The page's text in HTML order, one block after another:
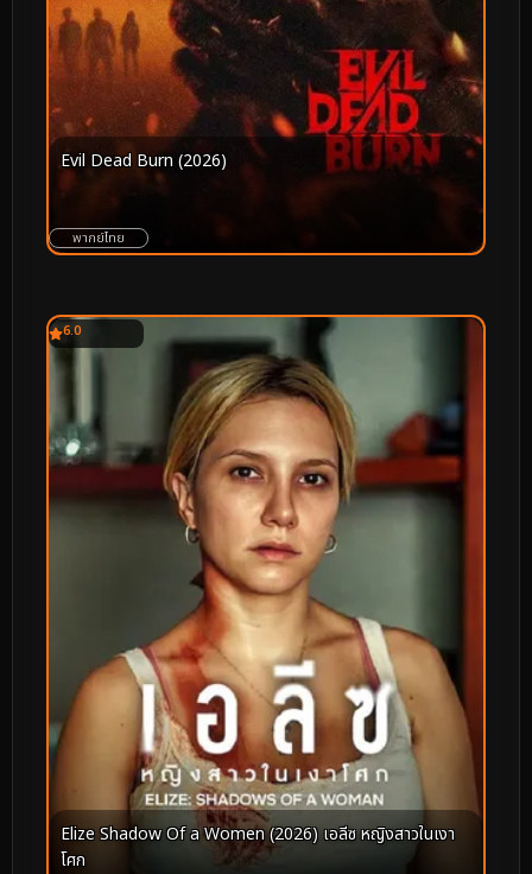
Evil Dead Burn (2026)
พากย์ไทย
6.0
Elize Shadow Of a Women (2026) เอลีซ หญิงสาวในเงา
โศก